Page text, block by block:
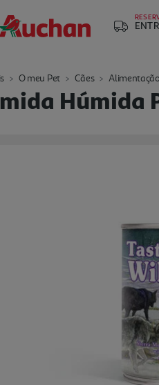
O meu Pet Cães Alimentação
Húmida